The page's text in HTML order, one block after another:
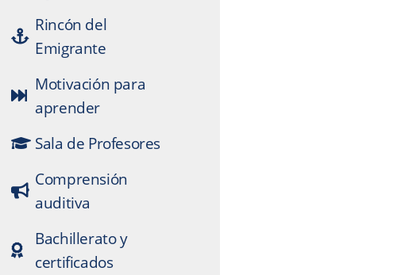
Rincón del
Emigrante
Motivación para
aprender
Sala de Profesores
Comprensión
auditiva
Bachillerato y
certificados